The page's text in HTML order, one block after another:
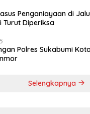
Penganiayaan di
Turut Diperiksa
Polres Sukabumi
Selengkapnya